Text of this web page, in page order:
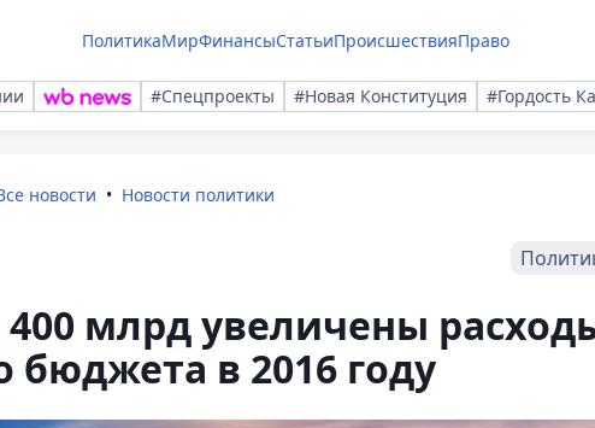
ПолитикаМирФинансыСтатьиПроисшествияПраво
#Спецпроекты #Новая Конституция #Гордость
новости Новости политики
млрд увеличены
бюджета в 2016 году